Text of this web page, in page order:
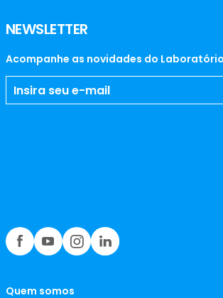
NEWSLETTER
Acompanhe as novidades do
Quem somos